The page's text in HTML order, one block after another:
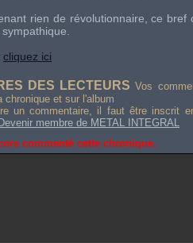
rien de révolutionnaire, ce bref
cliquez ici
DES LECTEURS Vos
chronique et sur l'album
un commentaire, il faut être inscrit
membre de METAL INTEGRAL
commenté cette chronique.